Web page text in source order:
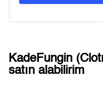
KadeFungin
satın alabilirim